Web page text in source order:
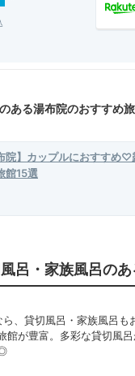
ある湯布院のおすすめ
院】カップルにおすすめ
館15選
風呂・家族風呂の
、貸切風呂・家族風呂も
館が豊富。多彩な貸切風